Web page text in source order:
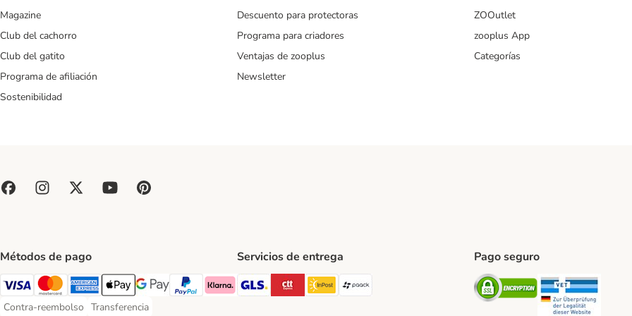
Magazine
Club del cachorro
Club del gatito
Programa de afiliación
Sostenibilidad
Descuento para protectoras
Programa para criadores
Ventajas de zooplus
Newsletter
ZOOutlet
zooplus App
Categorías
Métodos de pago
Visa Payment Method
Mastercard Payment Method
American Express Payment Method
Apple Pay Payment Method
Google Pay Payment Method
PayPal Payment Method
Klarna Payment Method
Contra-reembolso
Contra-reembolso Payment Method
Transferencia
Transferencia Payment Method
Servicios de entrega
GLS Shipping Method
CTTExpress Shipping Method
InPost Shipping Method
Pago seguro
Security